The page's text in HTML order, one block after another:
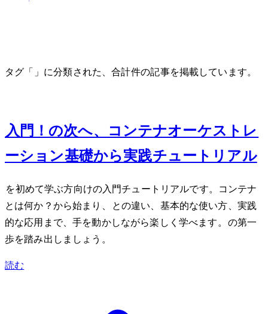
タグ「k8s」に分類された、合計 1 件の記事を掲載しています。
Kubernetes入門！Dockerの次へ、コンテナオーケストレ
ーション基礎から実践チュートリアル
Kubernetes(k8s)を初めて学ぶ方向けの入門チュートリアルです。コンテナ
とは何か？から始まり、Dockerとの違い、基本的な使い方、実践
的な応用まで、手を動かしながら楽しく学べます。DevOpsの第一
歩を踏み出しましょう。
読む